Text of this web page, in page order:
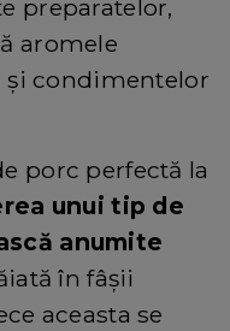
preparatelor,
aromele
și condimentelor
porc perfectă la
unui tip de
anumite
în fâșii
aceasta se